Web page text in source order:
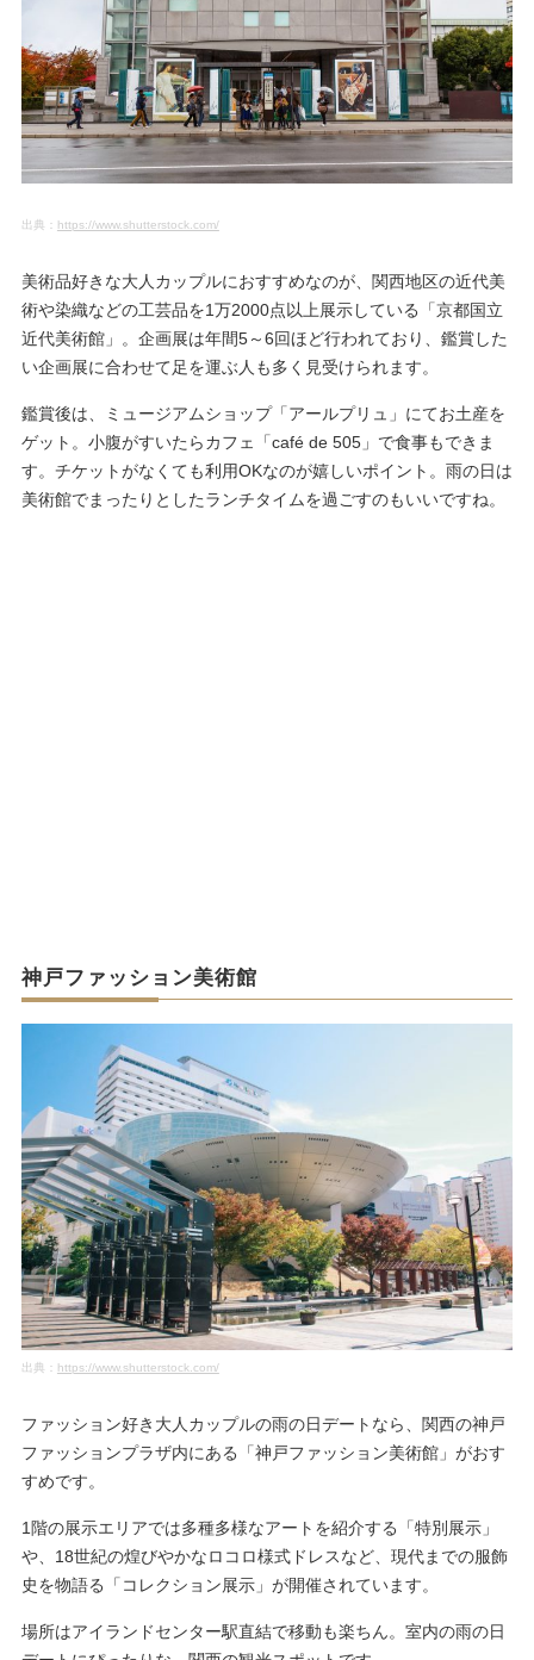
出典： https://www.shutterstock.com/
美術品好きな大人カップルにおすすめなのが、関西地区の近代美
術や染織などの工芸品を1万2000点以上展示している「京都国立
近代美術館」。企画展は年間5～6回ほど行われており、鑑賞した
い企画展に合わせて足を運ぶ人も多く見受けられます。
鑑賞後は、ミュージアムショップ「アールプリュ」にてお土産を
ゲット。小腹がすいたらカフェ「café de 505」で食事もできま
す。チケットがなくても利用OKなのが嬉しいポイント。雨の日は
美術館でまったりとしたランチタイムを過ごすのもいいですね。
神戸ファッション美術館
出典： https://www.shutterstock.com/
ファッション好き大人カップルの雨の日デートなら、関西の神戸
ファッションプラザ内にある「神戸ファッション美術館」がおす
すめです。
1階の展示エリアでは多種多様なアートを紹介する「特別展示」
や、18世紀の煌びやかなロコロ様式ドレスなど、現代までの服飾
史を物語る「コレクション展示」が開催されています。
場所はアイランドセンター駅直結で移動も楽ちん。室内の雨の日